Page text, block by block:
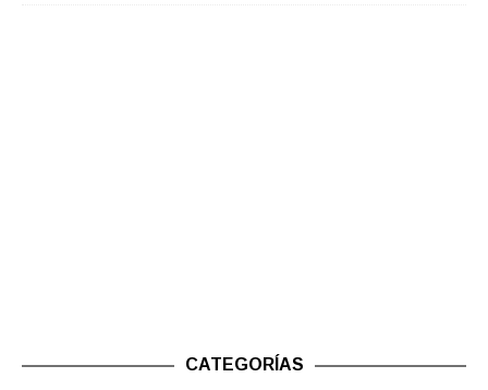
CATEGORÍAS